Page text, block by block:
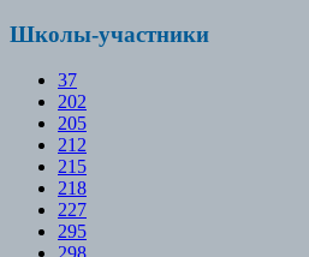
Школы-участники
37
202
205
212
215
218
227
295